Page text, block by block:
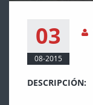
03
08-2015
DESCRIPCIÓN: